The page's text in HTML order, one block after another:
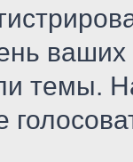
ваших
темы.